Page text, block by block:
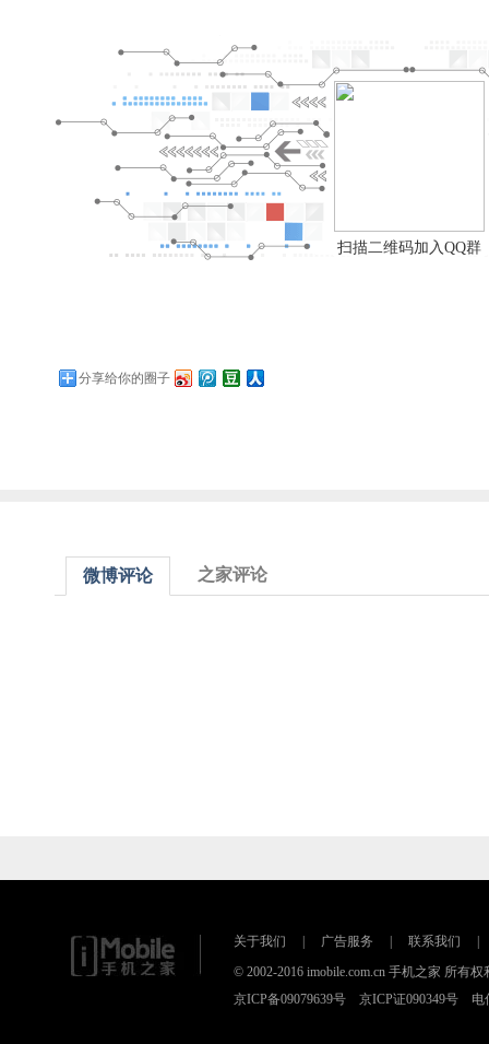
扫描二维码加入QQ群
分享给你的圈子
微博评论 之家评论
关于我们 广告服务 联系我们
© 2002-2016 imobile.com.cn 手机之家 所有权
京ICP备09079639号 京ICP证090349号 电